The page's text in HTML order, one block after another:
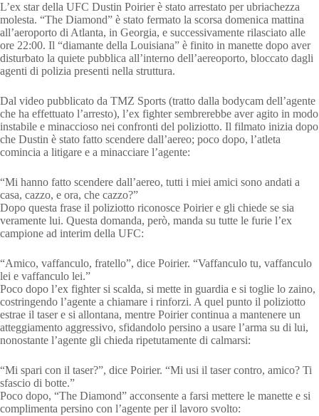
L’ex star della UFC Dustin Poirier è stato arrestato per ubriachezza
molesta. “The Diamond” è stato fermato la scorsa domenica mattina
all’aeroporto di Atlanta, in Georgia, e successivamente rilasciato alle
ore 22:00. Il “diamante della Louisiana” è finito in manette dopo aver
disturbato la quiete pubblica all’interno dell’aereoporto, bloccato dagli
agenti di polizia presenti nella struttura.
Dal video pubblicato da TMZ Sports (tratto dalla bodycam dell’agente
che ha effettuato l’arresto), l’ex fighter sembrerebbe aver agito in modo
instabile e minaccioso nei confronti del poliziotto. Il filmato inizia dopo
che Dustin è stato fatto scendere dall’aereo; poco dopo, l’atleta
comincia a litigare e a minacciare l’agente:
“Mi hanno fatto scendere dall’aereo, tutti i miei amici sono andati a
casa, cazzo, e ora, che cazzo?”
Dopo questa frase il poliziotto riconosce Poirier e gli chiede se sia
veramente lui. Questa domanda, però, manda su tutte le furie l’ex
campione ad interim della UFC:
“Amico, vaffanculo, fratello”, dice Poirier. “Vaffanculo tu, vaffanculo
lei e vaffanculo lei.”
Poco dopo l’ex fighter si scalda, si mette in guardia e si toglie lo zaino,
costringendo l’agente a chiamare i rinforzi. A quel punto il poliziotto
estrae il taser e si allontana, mentre Poirier continua a mantenere un
atteggiamento aggressivo, sfidandolo persino a usare l’arma su di lui,
nonostante l’agente gli chieda ripetutamente di calmarsi:
“Mi spari con il taser?”, dice Poirier. “Mi usi il taser contro, amico? Ti
sfascio di botte.”
Poco dopo, “The Diamond” acconsente a farsi mettere le manette e si
complimenta persino con l’agente per il lavoro svolto: